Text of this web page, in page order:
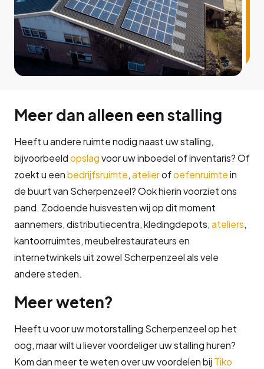
Meer dan alleen een stalling
Heeft u andere ruimte nodig naast uw stalling,
bijvoorbeeldopslagvoor uw inboedel of inventaris? Of
zoekt u eenbedrijfsruimte,atelierofoefenruimtein
de buurt van Scherpenzeel? Ook hierin voorziet ons
pand. Zodoende huisvesten wij op dit moment
aannemers, distributiecentra, kledingdepots,ateliers,
kantoorruimtes, meubelrestaurateurs en
internetwinkels uit zowel Scherpenzeel als vele
andere steden.
Meer weten?
Heeft u voor uw motorstalling Scherpenzeel op het
oog, maar wilt u liever voordeliger uw stalling huren?
Kom dan meer te weten over uw voordelen bij Tiko